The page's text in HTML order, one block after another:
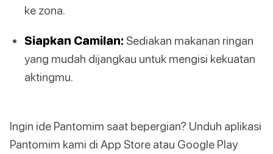
ke zona.
Siapkan Camilan: Sediakan makanan ringan
yang mudah dijangkau untuk mengisi kekuatan
aktingmu.
Ingin ide Pantomim saat bepergian? Unduh aplikasi
Pantomim kami di App Store atau Google Play